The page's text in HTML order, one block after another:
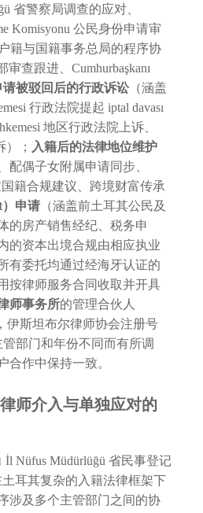
省警察局调查的应对、
Komisyonu 公民身份申请审
籍与国籍事务总局的程序协
审查跟进、Cumhurbaşkanı
请被驳回后的行政诉讼 （涵盖
行政法院提起 iptal davası
地区行政法院上诉、
）； 入籍后的法律地位维护
配偶子女附属申请同步、
籍合规建议、跨境财富传承
申请 （涵盖前土耳其公民及
的房产销售经纪、税务申
的资本出境合规由相应执业
有委托均通过经海牙认证的
按律师服务合同收取并开具
师事务所的管理合伙人
伊斯坦布尔律师协会注册号
部门和年份不同而有所调
合作中保持一致。
师介入与单独应对的
Nüfus Müdürlüğü 省民事登记
耳其复杂的入籍法律框架下
涉及多个主管部门之间的协